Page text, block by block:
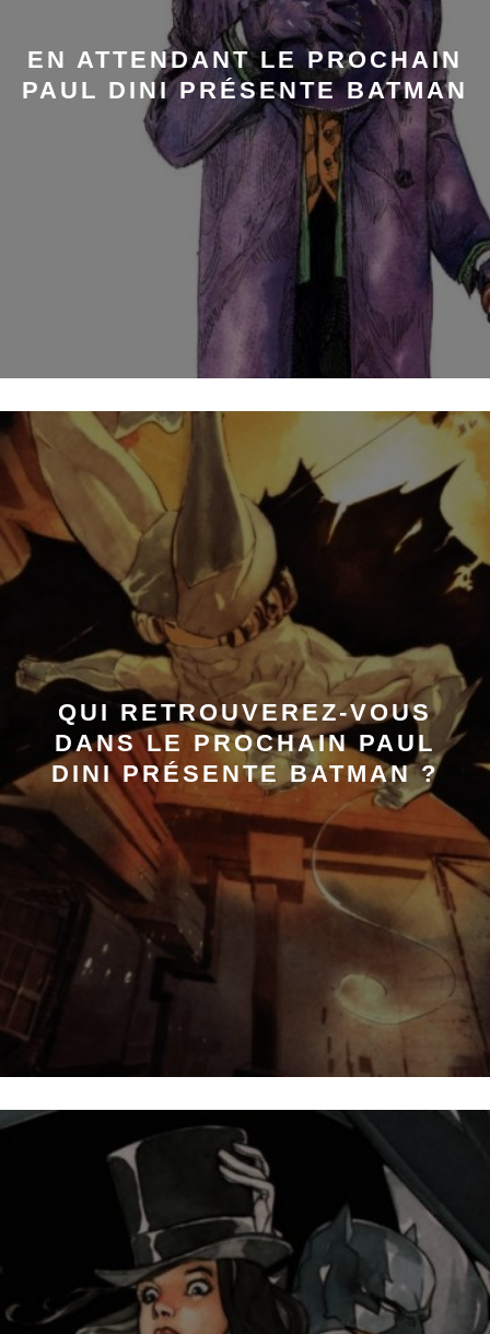
EN ATTENDANT LE PROCHAIN
PAUL DINI PRÉSENTE BATMAN
QUI RETROUVEREZ-VOUS
DANS LE PROCHAIN PAUL
DINI PRÉSENTE BATMAN ?